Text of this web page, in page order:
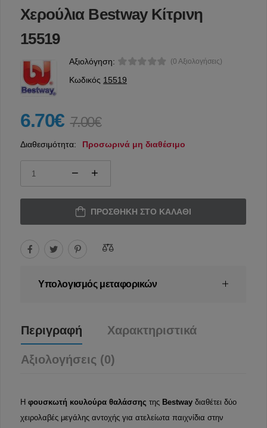
Χερούλια Bestway Κίτρινη
15519
Αξιολόγηση: (0 Αξιολογήσεις)
Κωδικός 15519
6.70€ 7.00€
Διαθεσιμότητα: Προσωρινά μη διαθέσιμο
ΠΡΟΣΘΉΚΗ ΣΤΟ ΚΑΛΆΘΙ
Υπολογισμός μεταφορικών
Περιγραφή Χαρακτηριστικά
Αξιολογήσεις (0)
Η φουσκωτή κουλούρα θαλάσσης της Bestway διαθέτει δύο
χειρολαβές μεγάλης αντοχής για ατελείωτα παιχνίδια στην